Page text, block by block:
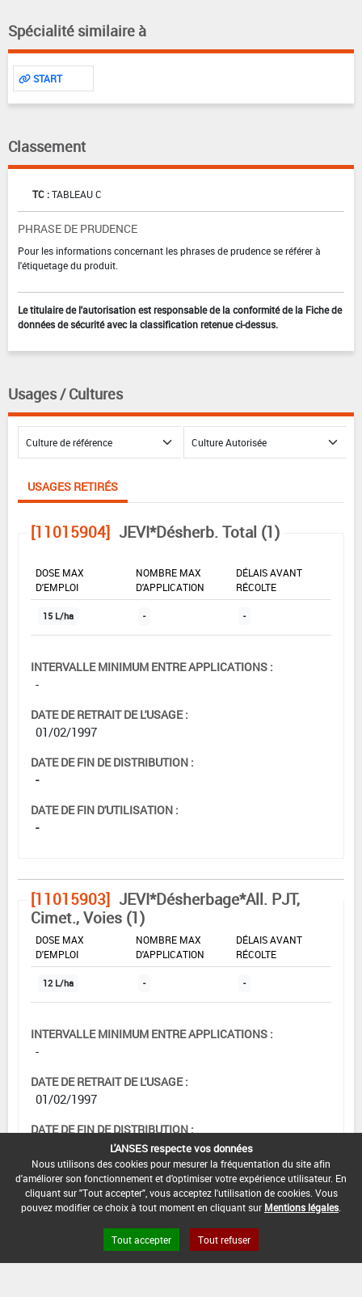
Spécialité similaire à
START
Classement
TC :TABLEAU C
PHRASE DE PRUDENCE
Pour les informations concernant les phrases de prudence se référer à
l'étiquetage du produit.
Le titulaire de l'autorisation est responsable de la conformité de la Fiche de
données de sécurité avec la classification retenue ci-dessus.
Usages / Cultures
USAGES RETIRÉS
[11015904] JEVI*Désherb. Total (1)
DOSE MAX
D'EMPLOI
NOMBRE MAX
D'APPLICATION
DÉLAIS AVANT
RÉCOLTE
15 L/ha - -
INTERVALLE MINIMUM ENTRE APPLICATIONS :
-
DATE DE RETRAIT DE L'USAGE :
01/02/1997
DATE DE FIN DE DISTRIBUTION :
-
DATE DE FIN D'UTILISATION :
-
[11015903] JEVI*Désherbage*All. PJT,
Cimet., Voies (1)
DOSE MAX
D'EMPLOI
NOMBRE MAX
D'APPLICATION
DÉLAIS AVANT
RÉCOLTE
12 L/ha - -
INTERVALLE MINIMUM ENTRE APPLICATIONS :
-
DATE DE RETRAIT DE L'USAGE :
01/02/1997
DATE DE FIN DE DISTRIBUTION :
DATE DE FIN D'UTILISATION :
-
L'ANSES respecte vos données
Nous utilisons des cookies pour mesurer la fréquentation du site afin
d'améliorer son fonctionnement et d'optimiser votre expérience utilisateur. En
cliquant sur "Tout accepter", vous acceptez l'utilisation de cookies. Vous
pouvez modifier ce choix à tout moment en cliquant sur Mentions légales
Tout accepter Tout refuser